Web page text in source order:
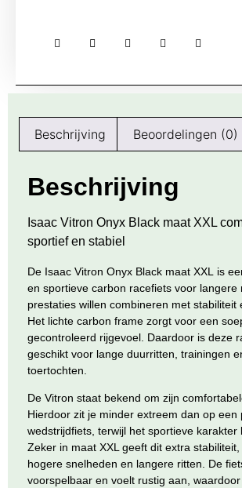
Beschrijving Beoordelingen (0)
Beschrijving
Isaac Vitron Onyx Black maat XXL
sportief en stabiel
De Isaac Vitron Onyx Black maat XXL
is
en sportieve carbon racefiets voor langere
prestaties willen combineren met stabiliteit
Het lichte carbon frame zorgt voor een
gecontroleerd rijgevoel. Daardoor is deze
geschikt voor lange duurritten, trainingen
toertochten.
De Vitron staat bekend om zijn
Hierdoor zit je minder extreem dan op een
wedstrijdfiets, terwijl het sportieve karakter
Zeker in maat XXL geeft dit extra
hogere snelheden en langere ritten. De
voorspelbaar en voelt rustig aan,